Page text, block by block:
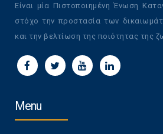
Είναι μία Πιστοποιημένη Ένωση
στόχο την προστασία των
και την βελτίωση της ποιότητας της
Menu